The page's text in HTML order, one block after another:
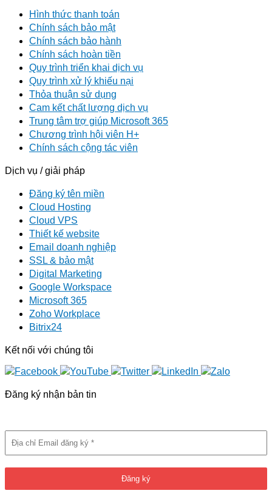
Hình thức thanh toán
Chính sách bảo mật
Chính sách bảo hành
Chính sách hoàn tiền
Quy trình triển khai dịch vụ
Quy trình xử lý khiếu nại
Thỏa thuận sử dụng
Cam kết chất lượng dịch vụ
Trung tâm trợ giúp Microsoft 365
Chương trình hội viên H+
Chính sách cộng tác viên
Dịch vụ / giải pháp
Đăng ký tên miền
Cloud Hosting
Cloud VPS
Thiết kế website
Email doanh nghiệp
SSL & bảo mật
Digital Marketing
Google Workspace
Microsoft 365
Zoho Workplace
Bitrix24
Kết nối với chúng tôi
Đăng ký nhận bản tin